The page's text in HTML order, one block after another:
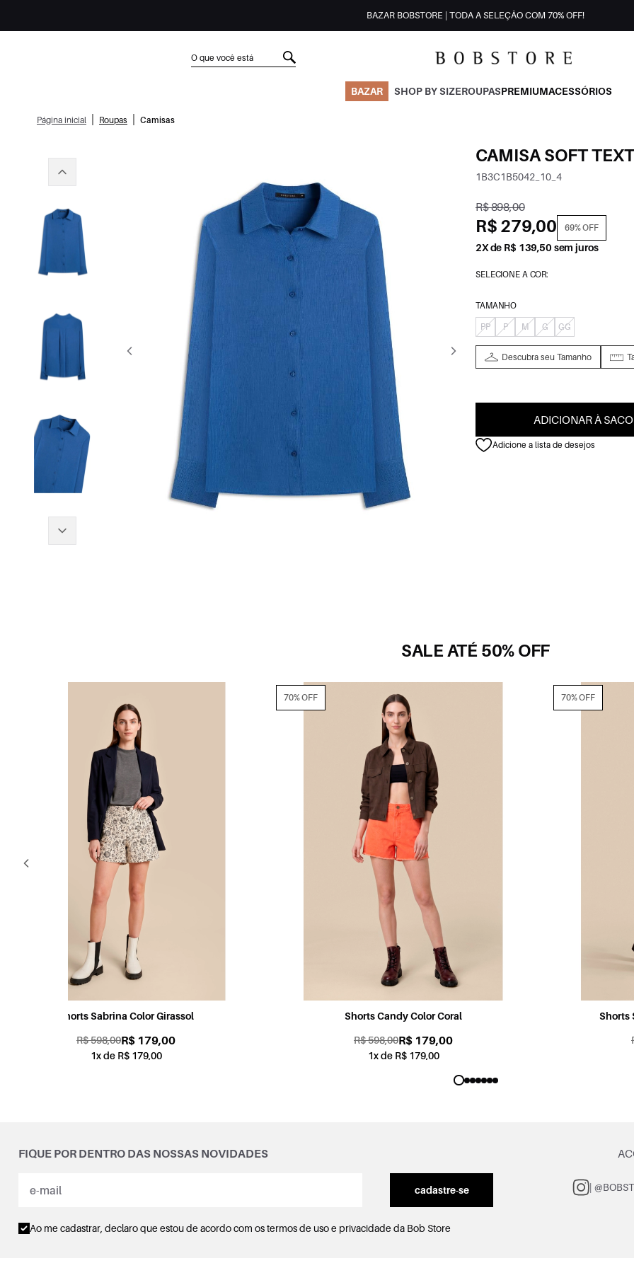
BAZAR BOBSTORE | TODA A SELEÇÃO COM 70% OFF!
BAZAR SHOP BY SIZEROUPASPREMIUMACESSÓRIOS
Página inicial Roupas Camisas
CAMISA SOFT
1B3C1B5042_10_4
R$ 898,00
R$ 279,00 69% OFF
2X de R$ 139,50 sem juros
SELECIONE A COR:
TAMANHO
PP
P M G GG
Descubra seu Tamanho
ADICIONAR À
Adicione a lista de desejos
SALE ATÉ 50% OFF
Shorts Candy Color Coral
R$ 598,00
Shorts Sabrina Jogging Color Rosa
R$ 598,00
70% OFF
FIQUE POR DENTRO DAS NOSSAS NOVIDADES
cadastre-se
Ao me cadastrar, declaro que estou de acordo com ostermos de uso e privacidadeda Bob Store
|